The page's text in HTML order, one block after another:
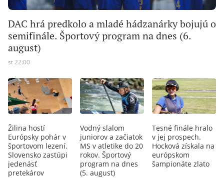
DAC hrá predkolo a mladé hádzanárky bojujú o
semifinále. Športový program na dnes (6.
august)
st 22:00
Žilina hostí
Európsky pohár v
športovom lezení.
Slovensko zastúpi
jedenásť
pretekárov
Vodný slalom
juniorov a začiatok
MS v atletike do 20
rokov. Športový
program na dnes
(5. august)
Tesné finále hralo
v jej prospech.
Hocková získala na
európskom
šampionáte zlato